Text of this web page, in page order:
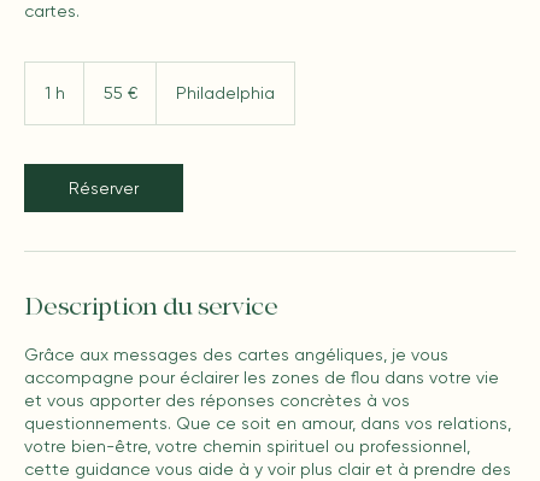
cartes.
1 h 55 € Philadelphia
Réserver
Description du service
Grâce aux messages des cartes angéliques, je vous
accompagne pour éclairer les zones de flou dans votre vie
et vous apporter des réponses concrètes à vos
questionnements. Que ce soit en amour, dans vos relations,
votre bien-être, votre chemin spirituel ou professionnel,
cette guidance vous aide à y voir plus clair et à prendre des